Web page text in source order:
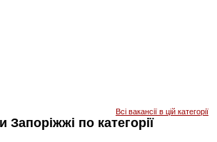
Всі вакансії в цій категорії
по категорії